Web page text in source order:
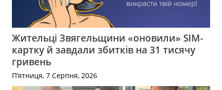
Жительці Звягельщини «оновили» SIM-
картку й завдали збитків на 31 тисячу
гривень
П’ятниця, 7 Серпня, 2026